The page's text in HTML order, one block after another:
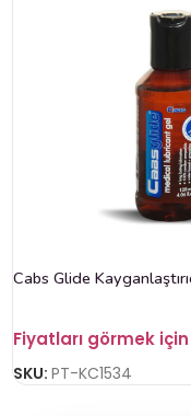
Cabs Glide
Fiyatları görmek
SKU: PT-KC1534